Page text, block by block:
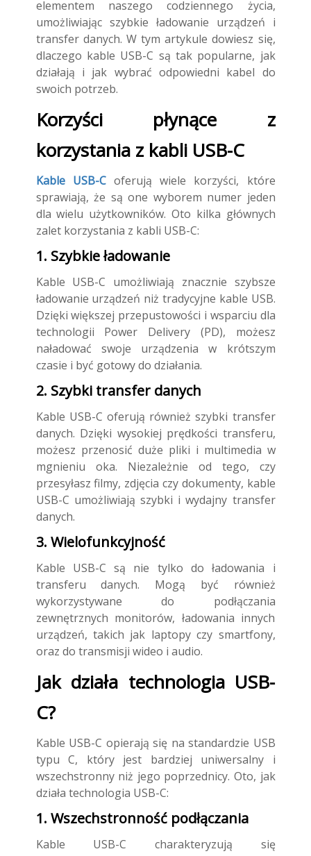
elementem naszego codziennego życia,
umożliwiając szybkie ładowanie urządzeń i
transfer danych. W tym artykule dowiesz się,
dlaczego kable USB-C są tak popularne, jak
działają i jak wybrać odpowiedni kabel do
swoich potrzeb.
Korzyści płynące z
korzystania z kabli USB-C
Kable USB-Coferują wiele korzyści, które
sprawiają, że są one wyborem numer jeden
dla wielu użytkowników. Oto kilka głównych
zalet korzystania z kabli USB-C:
1. Szybkie ładowanie
Kable USB-C umożliwiają znacznie szybsze
ładowanie urządzeń niż tradycyjne kable USB.
Dzięki większej przepustowości i wsparciu dla
technologii Power Delivery (PD), możesz
naładować swoje urządzenia w krótszym
czasie i być gotowy do działania.
2. Szybki transfer danych
Kable USB-C oferują również szybki transfer
danych. Dzięki wysokiej prędkości transferu,
możesz przenosić duże pliki i multimedia w
mgnieniu oka. Niezależnie od tego, czy
przesyłasz filmy, zdjęcia czy dokumenty, kable
USB-C umożliwiają szybki i wydajny transfer
danych.
3. Wielofunkcyjność
Kable USB-C są nie tylko do ładowania i
transferu danych. Mogą być również
wykorzystywane do podłączania
zewnętrznych monitorów, ładowania innych
urządzeń, takich jak laptopy czy smartfony,
oraz do transmisji wideo i audio.
Jak działa technologia USB-
C?
Kable USB-C opierają się na standardzie USB
typu C, który jest bardziej uniwersalny i
wszechstronny niż jego poprzednicy. Oto, jak
działa technologia USB-C:
1. Wszechstronność podłączania
Kable USB-C charakteryzują się